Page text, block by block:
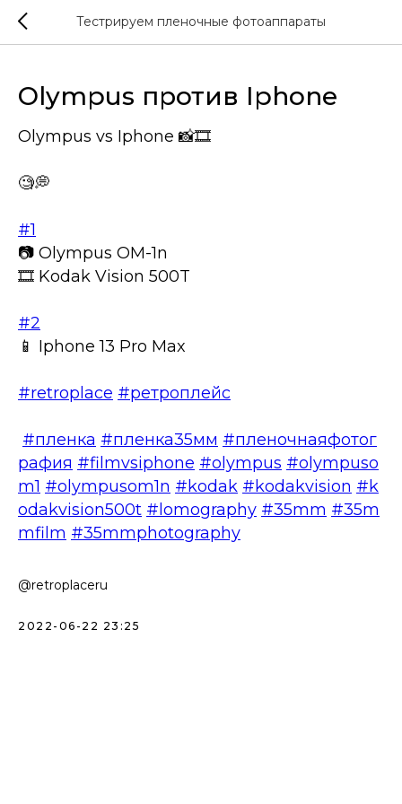
Тестрируем пленочные фотоаппараты
Olympus против Iphone
Olympus vs Iphone 📸🎞
🧐💭
#1
📷 Olympus OM-1n
🎞 Kodak Vision 500T
#2
📱 Iphone 13 Pro Max
#retroplace #ретроплейс
#пленка #пленка35мм #пленочнаяфотог
рафия #filmvsiphone #olympus #olympuso
m1 #olympusom1n #kodak #kodakvision #k
odakvision500t #lomography #35mm #35m
mfilm #35mmphotography
@retroplaceru
2022-06-22 23:25